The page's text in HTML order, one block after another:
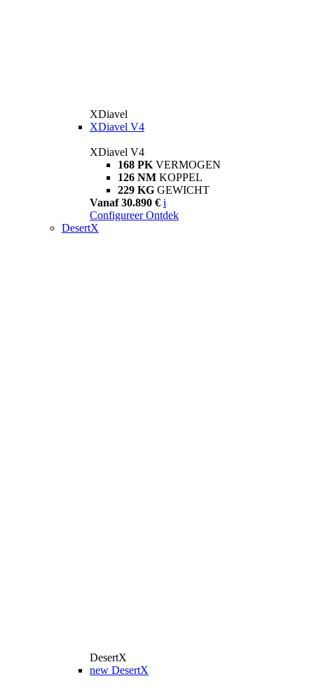
XDiavel
XDiavel V4
XDiavel V4
168 PK VERMOGEN
126 NM KOPPEL
229 KG GEWICHT
Vanaf 30.890 € i
Configureer Ontdek
DesertX
DesertX
new DesertX